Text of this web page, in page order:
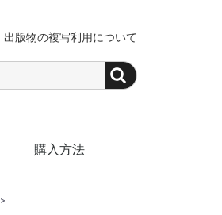
出版物の複写利用について
購入方法
>